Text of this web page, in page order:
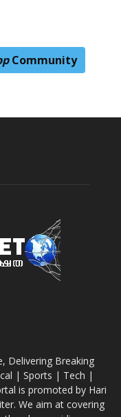
Community
Delivering Breaking
| Sports | Tech |
is promoted by Hari
We aim at covering